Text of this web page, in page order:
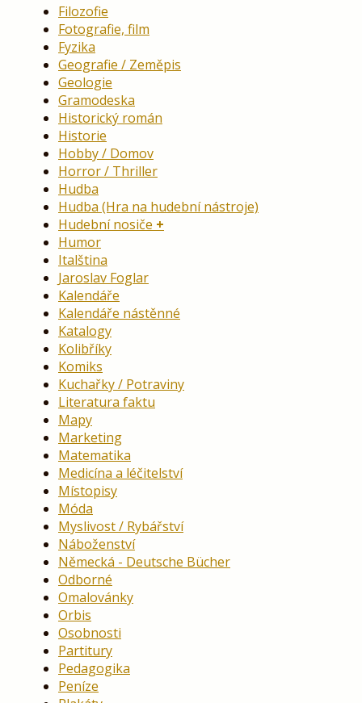
Filozofie
Fotografie, film
Fyzika
Geografie / Zeměpis
Geologie
Gramodeska
Historický román
Historie
Hobby / Domov
Horror / Thriller
Hudba
Hudba (Hra na hudební nástroje)
Hudební nosiče
Humor
Italština
Jaroslav Foglar
Kalendáře
Kalendáře nástěnné
Katalogy
Kolibříky
Komiks
Kuchařky / Potraviny
Literatura faktu
Mapy
Marketing
Matematika
Medicína a léčitelství
Místopisy
Móda
Myslivost / Rybářství
Náboženství
Německá - Deutsche Bücher
Odborné
Omalovánky
Orbis
Osobnosti
Partitury
Pedagogika
Peníze